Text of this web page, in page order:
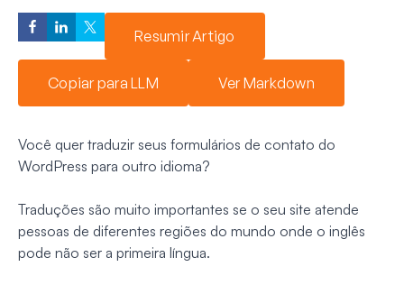
Resumir Artigo
Copiar para LLM Ver Markdown
Você quer traduzir seus formulários de contato do
WordPress para outro idioma?
Traduções são muito importantes se o seu site atende
pessoas de diferentes regiões do mundo onde o inglês
pode não ser a primeira língua.